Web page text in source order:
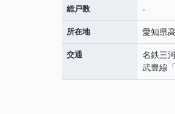
総戸数 -
所在地 愛知県
交通 名鉄三
武豊線 「